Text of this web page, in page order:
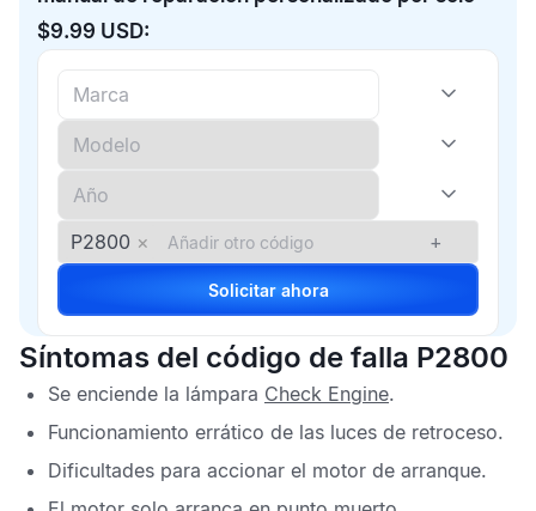
$9.99 USD:
P2800 × +
Solicitar ahora
Síntomas del código de falla P2800
Se enciende la lámpara Check Engine.
Funcionamiento errático de las luces de retroceso.
Dificultades para accionar el motor de arranque.